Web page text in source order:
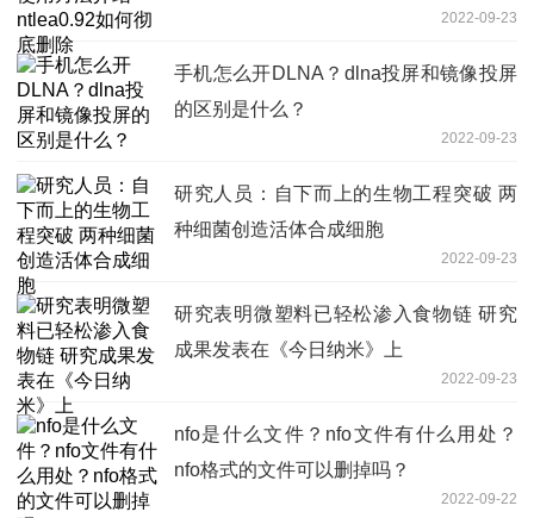
2022-09-23
手机怎么开DLNA？dlna投屏和镜像投屏
的区别是什么？
2022-09-23
研究人员：自下而上的生物工程突破 两
种细菌创造活体合成细胞
2022-09-23
研究表明微塑料已轻松渗入食物链 研究
成果发表在《今日纳米》上
2022-09-23
nfo是什么文件？nfo文件有什么用处？
nfo格式的文件可以删掉吗？
2022-09-22